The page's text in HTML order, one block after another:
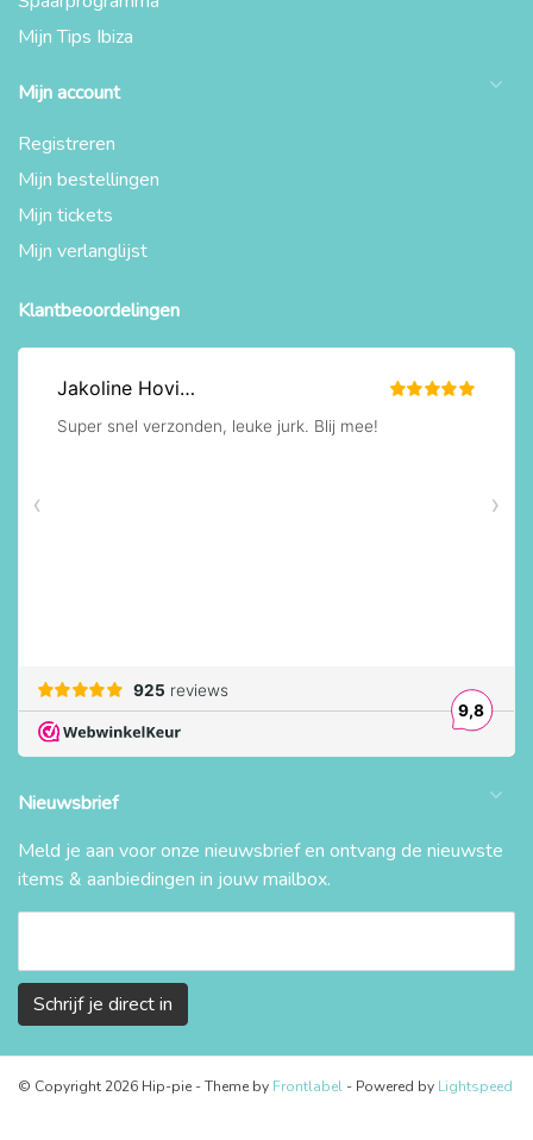
Mijn Tips Ibiza
Mijn account
Registreren
Mijn bestellingen
Mijn tickets
Mijn verlanglijst
Klantbeoordelingen
Nieuwsbrief
Meld je aan voor onze nieuwsbrief en ontvang de nieuwste
items & aanbiedingen in jouw mailbox.
Schrijf je direct in
© Copyright 2026 Hip-pie - Theme by Frontlabel - Powered by Lightspeed